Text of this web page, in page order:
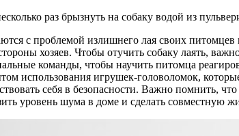
раз брызнуть на собаку водой из
с проблемой излишнего лая своих
хозяев. Чтобы отучить собаку лаять,
команды, чтобы научить питомца
использования игрушек-головоломок,
себя в безопасности. Важно помнить,
уровень шума в доме и сделать совместную